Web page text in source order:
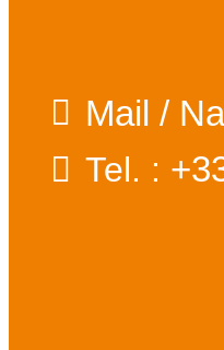
Mail /
Tel. :